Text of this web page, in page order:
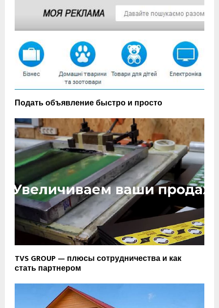
Подать объявление быстро и просто
TVS GROUP — плюсы сотрудничества и как
стать партнером